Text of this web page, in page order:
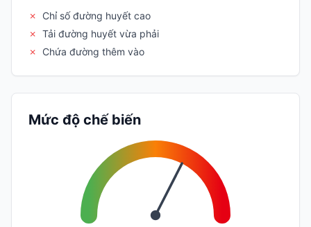
✗
Chỉ số đường huyết cao
✗ Tải đường huyết vừa phải
✗
Chứa đường thêm vào
Mức độ chế biến